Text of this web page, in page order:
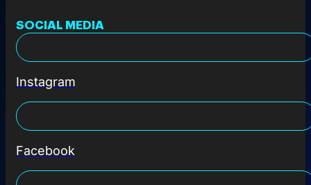
SOCIAL MEDIA
Instagram
Facebook